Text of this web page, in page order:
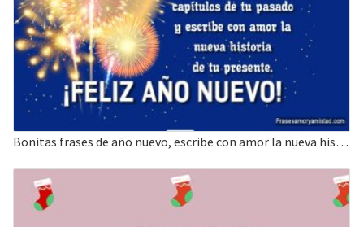
Bonitas frases de año nuevo, escribe con amor la nueva historia de tu presente.